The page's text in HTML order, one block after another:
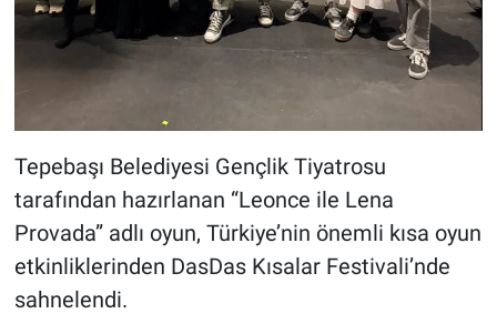
Tepebaşı Belediyesi Gençlik Tiyatrosu
tarafından hazırlanan “Leonce ile Lena
Provada” adlı oyun, Türkiye’nin önemli kısa oyun
etkinliklerinden DasDas Kısalar Festivali’nde
sahnelendi.